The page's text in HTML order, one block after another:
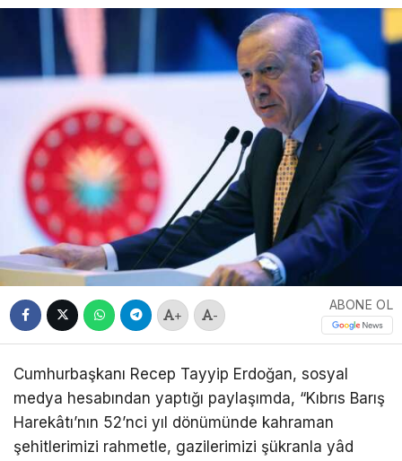
+ -
ABONE OL
Cumhurbaşkanı Recep Tayyip Erdoğan, sosyal
medya hesabından yaptığı paylaşımda, “Kıbrıs Barış
Harekâtı’nın 52’nci yıl dönümünde kahraman
şehitlerimizi rahmetle, gazilerimizi şükranla yâd